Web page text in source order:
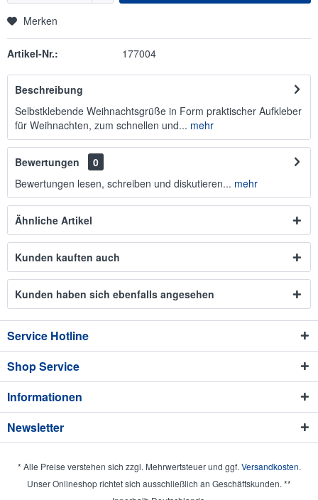
Merken
Artikel-Nr.: 177004
Beschreibung
Selbstklebende Weihnachtsgrüße in Form praktischer Aufkleber
für Weihnachten, zum schnellen und... mehr
Bewertungen
0
Bewertungen lesen, schreiben und diskutieren... mehr
Ähnliche Artikel
Kunden kauften auch
Kunden haben sich ebenfalls angesehen
Service Hotline
Shop Service
Informationen
Newsletter
* Alle Preise verstehen sich zzgl. Mehrwertsteuer und ggf. Versandkosten.
Unser Onlineshop richtet sich ausschließlich an Geschäftskunden. **